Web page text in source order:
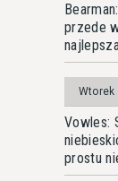
przede
Wtorek
Vowles:
prostu